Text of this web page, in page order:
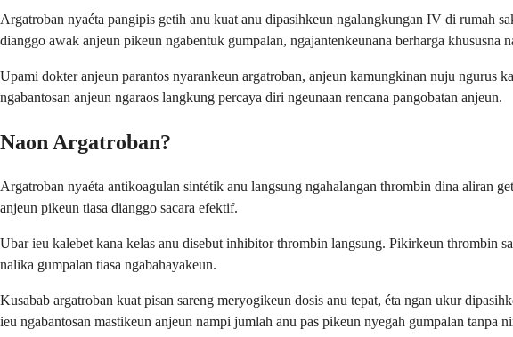
Argatroban nyaéta pangipis getih anu kuat anu dipasihkeun ngalangkungan IV di rumah
dianggo awak anjeun pikeun ngabentuk gumpalan, ngajantenkeunana berharga khususna
Upami dokter anjeun parantos nyarankeun argatroban, anjeun kamungkinan nuju ngurus
ngabantosan anjeun ngaraos langkung percaya diri ngeunaan rencana pangobatan anjeun.
Naon Argatroban?
Argatroban nyaéta antikoagulan sintétik anu langsung ngahalangan thrombin dina aliran
anjeun pikeun tiasa dianggo sacara efektif.
Ubar ieu kalebet kana kelas anu disebut inhibitor thrombin langsung. Pikirkeun thrombin
nalika gumpalan tiasa ngabahayakeun.
Kusabab argatroban kuat pisan sareng meryogikeun dosis anu tepat, éta ngan ukur
ieu ngabantosan mastikeun anjeun nampi jumlah anu pas pikeun nyegah gumpalan tanpa